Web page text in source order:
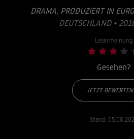
DRAMA, PRODUZIERT IN
DEUTSCHLAND •
Lesermeinung
Gesehen?
JETZT BEWERTEN
Stand: